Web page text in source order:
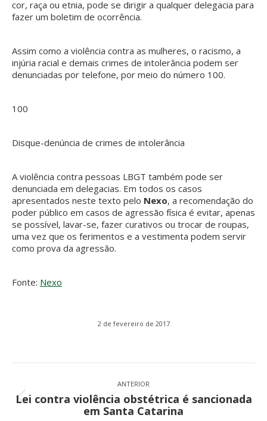
cor, raça ou etnia, pode se dirigir a qualquer delegacia para
fazer um boletim de ocorrência.
Assim como a violência contra as mulheres, o racismo, a
injúria racial e demais crimes de intolerância podem ser
denunciadas por telefone, por meio do número 100.
100
Disque-denúncia de crimes de intolerância
A violência contra pessoas LBGT também pode ser
denunciada em delegacias. Em todos os casos
apresentados neste texto pelo Nexo, a recomendação do
poder público em casos de agressão física é evitar, apenas
se possível, lavar-se, fazer curativos ou trocar de roupas,
uma vez que os ferimentos e a vestimenta podem servir
como prova da agressão.
Fonte: Nexo
2 de fevereiro de 2017
de
post:
ANTERIOR
Post
anterior:
Lei contra violência obstétrica é sancionada
em Santa Catarina